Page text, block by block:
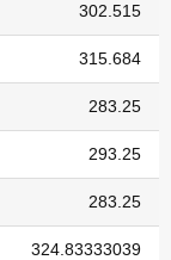
302.515
315.684
283.25
293.25
283.25
324.83333039